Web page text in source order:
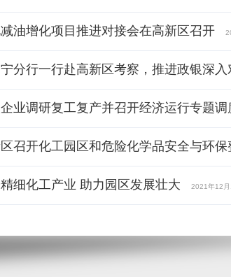
油增化项目推进对接会在高新区召开
分行一行赴高新区考察，推进政银深入
业调研复工复产并召开经济运行专题调
召开化工园区和危险化学品安全与环
细化工产业 助力园区发展壮大 2021年12月